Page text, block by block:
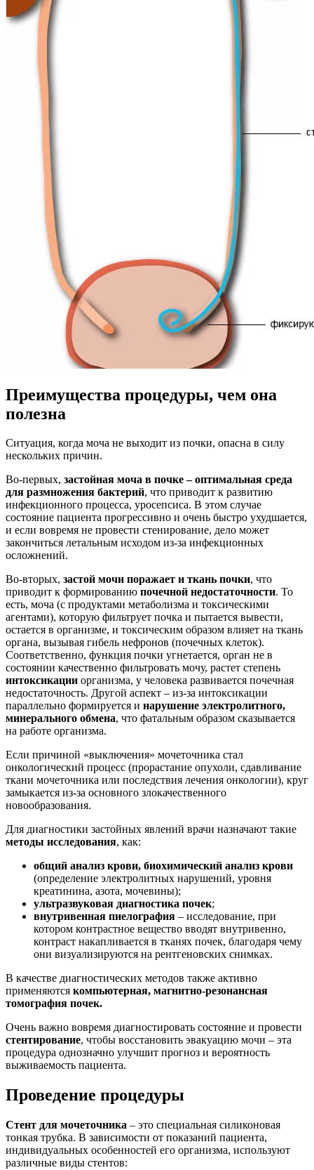
Преимущества процедуры, чем она
полезна
Ситуация, когда моча не выходит из почки, опасна в силу
нескольких причин.
Во-первых, застойная моча в почке – оптимальная среда
для размножения бактерий, что приводит к развитию
инфекционного процесса, уросепсиса. В этом случае
состояние пациента прогрессивно и очень быстро ухудшается,
и если вовремя не провести стенирование, дело может
закончиться летальным исходом из-за инфекционных
осложнений.
Во-вторых, застой мочи поражает и ткань почки, что
приводит к формированию почечной недостаточности. То
есть, моча (с продуктами метаболизма и токсическими
агентами), которую фильтрует почка и пытается вывести,
остается в организме, и токсическим образом влияет на ткань
органа, вызывая гибель нефронов (почечных клеток).
Соответственно, функция почки угнетается, орган не в
состоянии качественно фильтровать мочу, растет степень
интоксикации организма, у человека развивается почечная
недостаточность. Другой аспект – из-за интоксикации
параллельно формируется и нарушение электролитного,
минерального обмена, что фатальным образом сказывается
на работе организма.
Если причиной «выключения» мочеточника стал
онкологический процесс (прорастание опухоли, сдавливание
ткани мочеточника или последствия лечения онкологии), круг
замыкается из-за основного злокачественного
новообразования.
Для диагностики застойных явлений врачи назначают такие
методы исследования, как:
общий анализ крови, биохимический анализ крови
(определение электролитных нарушений, уровня
креатинина, азота, мочевины);
ультразвуковая диагностика почек;
внутривенная пиелография – исследование, при
котором контрастное вещество вводят внутривенно,
контраст накапливается в тканях почек, благодаря чему
они визуализируются на рентгеновских снимках.
В качестве диагностических методов также активно
применяются компьютерная, магнитно-резонансная
томография почек.
Очень важно вовремя диагностировать состояние и провести
стентирование, чтобы восстановить эвакуацию мочи – эта
процедура однозначно улучшит прогноз и вероятность
выживаемость пациента.
Проведение процедуры
Стент для мочеточника – это специальная силиконовая
тонкая трубка. В зависимости от показаний пациента,
индивидуальных особенностей его организма, используют
различные виды стентов: